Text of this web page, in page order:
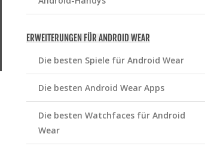
ERWEITERUNGEN FÜR ANDROID WEAR
Die besten Spiele für Android Wear
Die besten Android Wear Apps
Die besten Watchfaces für Android
Wear